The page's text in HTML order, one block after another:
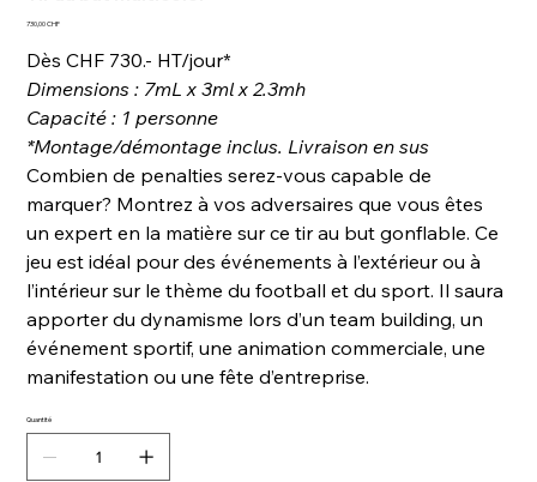
Prix
730,00 CHF
Dès CHF 730.- HT/jour*
Dimensions : 7mL x 3ml x 2.3mh
Capacité : 1 personne
*Montage/démontage inclus. Livraison en sus
Combien de penalties serez-vous capable de
marquer? Montrez à vos adversaires que vous êtes
un expert en la matière sur ce tir au but gonflable. Ce
jeu est idéal pour des événements à l’extérieur ou à
l’intérieur sur le thème du football et du sport. Il saura
apporter du dynamisme lors d’un team building, un
événement sportif, une animation commerciale, une
manifestation ou une fête d’entreprise.
Quantité